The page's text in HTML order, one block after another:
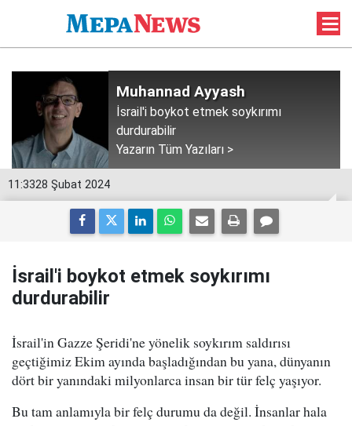
Muhannad Ayyash
İsrail'i boykot etmek soykırımı
durdurabilir
Yazarın Tüm Yazıları >
11:3328 Şubat 2024
İsrail'i boykot etmek soykırımı
durdurabilir
İsrail'in Gazze Şeridi'ne yönelik soykırım saldırısı
geçtiğimiz Ekim ayında başladığından bu yana, dünyanın
dört bir yanındaki milyonlarca insan bir tür felç yaşıyor.
Bu tam anlamıyla bir felç durumu da değil. İnsanlar hala